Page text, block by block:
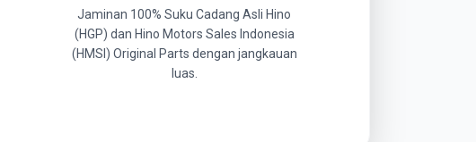
Jaminan 100% Suku Cadang Asli Hino
(HGP) dan Hino Motors Sales Indonesia
(HMSI) Original Parts dengan jangkauan
luas.